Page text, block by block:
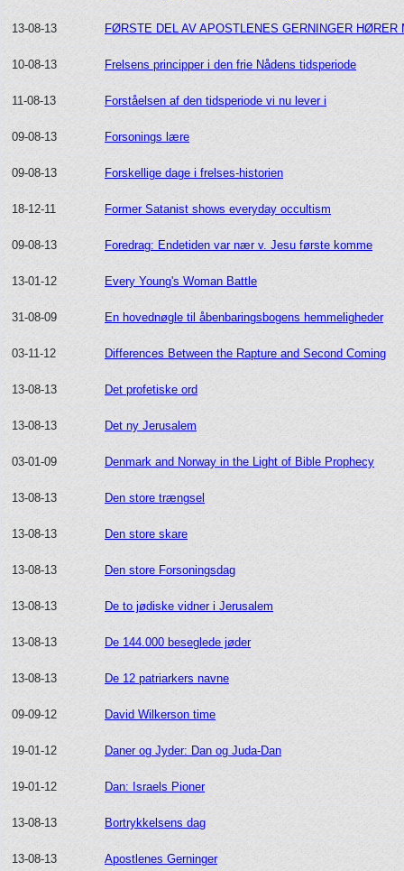
13-08-13 FØRSTE DEL AV APOSTLENES GERNINGER
10-08-13 Frelsens principper i den frie Nådens tidsperiode
11-08-13 Forståelsen af den tidsperiode vi nu lever i
09-08-13 Forsonings lære
09-08-13 Forskellige dage i frelses-historien
18-12-11 Former Satanist shows everyday occultism
09-08-13 Foredrag: Endetiden var nær v. Jesu første komme
13-01-12 Every Young's Woman Battle
31-08-09 En hovednøgle til åbenbaringsbogens hemmeligheder
03-11-12 Differences Between the Rapture and Second Coming
13-08-13 Det profetiske ord
13-08-13 Det ny Jerusalem
03-01-09 Denmark and Norway in the Light of Bible Prophecy
13-08-13 Den store trængsel
13-08-13 Den store skare
13-08-13 Den store Forsoningsdag
13-08-13 De to jødiske vidner i Jerusalem
13-08-13 De 144.000 beseglede jøder
13-08-13 De 12 patriarkers navne
09-09-12 David Wilkerson time
19-01-12 Daner og Jyder: Dan og Juda-Dan
19-01-12 Dan: Israels Pioner
13-08-13 Bortrykkelsens dag
13-08-13 Apostlenes Gerninger